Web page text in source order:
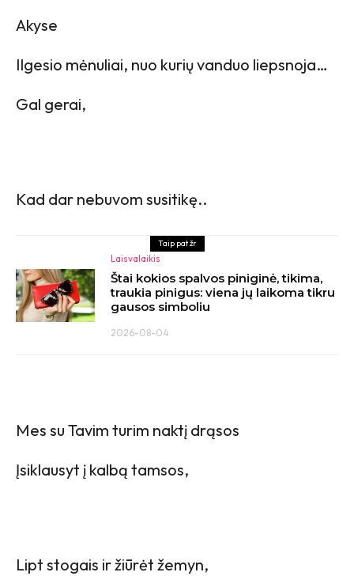
Akyse
Ilgesio mėnuliai, nuo kurių vanduo liepsnoja…
Gal gerai,
Kad dar nebuvom susitikę..
Taip pat žr
Laisvalaikis
Štai kokios spalvos piniginė, tikima,
traukia pinigus: viena jų laikoma tikru
gausos simboliu
2026-08-04
Mes su Tavim turim naktį drąsos
Įsiklausyt į kalbą tamsos,
Lipt stogais ir žiūrėt žemyn,